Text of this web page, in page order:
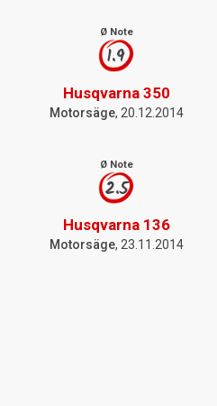
Ø Note
1.9
Husqvarna 350
Motorsäge, 20.12.2014
Ø Note
2.5
Husqvarna 136
Motorsäge, 23.11.2014